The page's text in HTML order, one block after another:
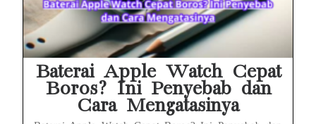
Baterai Apple Watch Cepat
Boros? Ini Penyebab dan
Cara Mengatasinya